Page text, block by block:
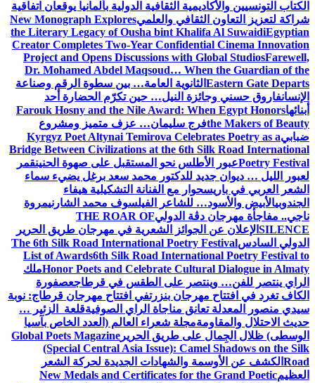
الكتاب التونسيين والأكاديمية الثقافية الدولية بألمانيا يوقعان اتفاقية
شراكة لتعزيز التعاون الثقافي والعلميNew Monograph Explores
the Literary Legacy of Ousha bint Khalifa Al SuwaidiEgyptian
Creator Completes Two-Year Confidential Cinema Innovation
Project and Opens Discussions with Global StudiosFarewell,
Dr. Mohamed Abdel Maqsoud… When the Guardian of the
Eastern Gate Departs الثانوية العامة… بين سطوة الرقم وصناعة
الإنسانفاروق حسني وجائزة النيل… حين تكرّم الحضارة أحد
أبنائهاFarouk Hosny and the Nile Award: When Egypt Honors
the Makers of Beautyفرج سليمان… عزف متميز ومشروع
ضبابيKyrgyz Poet Altynai Temirova Celebrates Poetry as a
Bridge Between Civilizations at the 6th Silk Road International
Poetry Festivalعبور الأطلس نحو المستقبل على صهوة الحنينقمر
لعبور الليل … ديوان جديد للدكتور محمد سعد برغل يضيء سماء
الشعر العربي في باريسحوار مع الفنانة التشكيلية هيفاء
الجندوبيالأبيض والأسود… للشاعر الفيلسوف محمد الشارنيمروة
ناجي.. مفاجأة مهرجان دڨة الدوليTHE ROAR OF
SILENCE الإعلان عن الجوائز الشعرية في مهرجان طريق الحرير
الدولي السادسThe 6th Silk Road International Poetry Festival
List of Awards6th Silk Road International Poetry Festival to
Honor Poets and Celebrate Cultural Dialogue in Almatyملك
الراي ينتصر للفن… وينتصر على الطقس في قرطاجعصفورة
الكاف تغرد في افتتاح مهرجان بنزرتفي افتتاح مهرجان قرطاج: نوبة
سيدي منصور المعدلة تعانق مناجاة الراي الصوفيةقلعة الزئير …
حديث الاحتلال والمقاومةمجلة شعراء العالم (العدد الخاص بآسيا
الوسطى) ظلال الجِمال على طريق الحرير Global Poets Magazine
(Special Central Asia Issue): Camel Shadows on the Silk
Road الكشف عن الأوسمة والشهادات الجديدة لحركة الشعر
العظيمNew Medals and Certificates for the Grand Poetic